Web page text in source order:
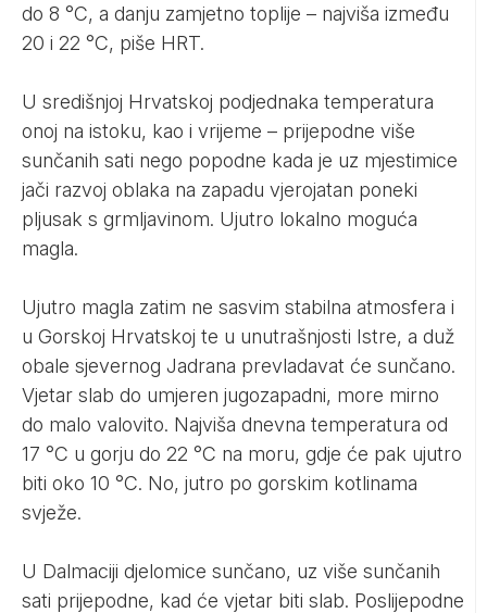
do 8 °C, a danju zamjetno toplije – najviša između
20 i 22 °C, piše HRT.
U središnjoj Hrvatskoj podjednaka temperatura
onoj na istoku, kao i vrijeme – prijepodne više
sunčanih sati nego popodne kada je uz mjestimice
jači razvoj oblaka na zapadu vjerojatan poneki
pljusak s grmljavinom. Ujutro lokalno moguća
magla.
Ujutro magla zatim ne sasvim stabilna atmosfera i
u Gorskoj Hrvatskoj te u unutrašnjosti Istre, a duž
obale sjevernog Jadrana prevladavat će sunčano.
Vjetar slab do umjeren jugozapadni, more mirno
do malo valovito. Najviša dnevna temperatura od
17 °C u gorju do 22 °C na moru, gdje će pak ujutro
biti oko 10 °C. No, jutro po gorskim kotlinama
svježe.
U Dalmaciji djelomice sunčano, uz više sunčanih
sati prijepodne, kad će vjetar biti slab. Poslijepodne